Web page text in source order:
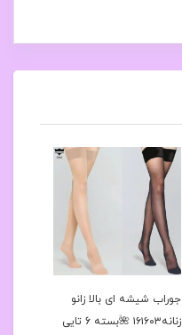
جوراب شیشه ای بالا زانو
زنانه۱۶۱۶۰۳ 🌺بسته 6 تایی